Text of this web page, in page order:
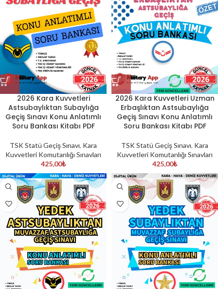
2026 Kara Kuvvetleri
Astsubaylıktan Subaylığa
Geçiş Sınavı Konu Anlatımlı
Soru Bankası Kitabı PDF
TSK Statü Geçiş Sınavı, Kara
Kuvvetleri Komutanlığı Sınavları
425,00₺
2026 Kara Kuvvetleri Uzman
Erbaşlıktan Astsubaylığa
Geçiş Sınavı Konu Anlatımlı
Soru Bankası Kitabı PDF
TSK Statü Geçiş Sınavı, Kara
Kuvvetleri Komutanlığı Sınavları
425,00₺